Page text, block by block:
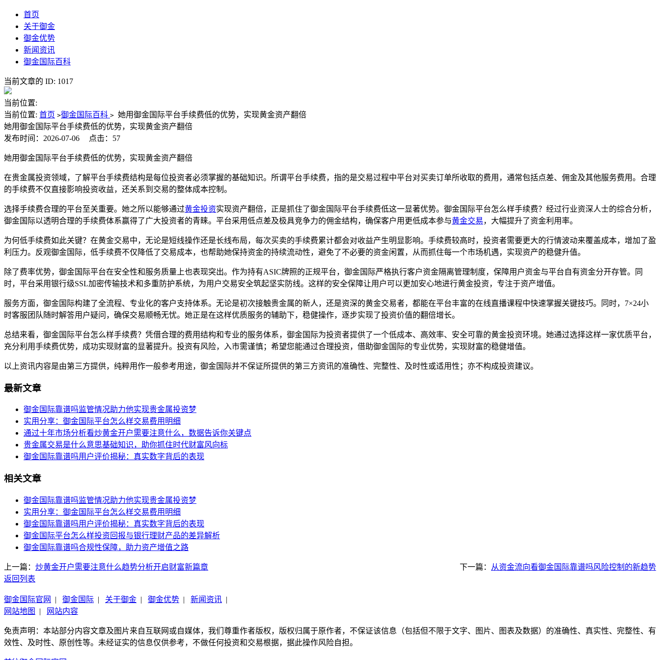
首页
关于御金
御金优势
新闻资讯
御金国际百科
当前文章的 ID: 1017
当前位置:
当前位置: 首页 >御金国际百科 > 她用御金国际平台手续费低的优势，实现黄金资产翻倍
她用御金国际平台手续费低的优势，实现黄金资产翻倍
发布时间：2026-07-06
点击：57
她用御金国际平台手续费低的优势，实现黄金资产翻倍
在贵金属投资领域，了解平台手续费结构是每位投资者必须掌握的基础知识。所谓平台手续费，指的是交易过程中平台对买卖订单所收取的费用，通常包括点差、佣金及其他服务费用。合理
的手续费不仅直接影响投资收益，还关系到交易的整体成本控制。
选择手续费合理的平台至关重要。她之所以能够通过黄金投资实现资产翻倍，正是抓住了御金国际平台手续费低这一显著优势。御金国际平台怎么样手续费？经过行业资深人士的综合分析，
御金国际以透明合理的手续费体系赢得了广大投资者的青睐。平台采用低点差及极具竞争力的佣金结构，确保客户用更低成本参与黄金交易，大幅提升了资金利用率。
为何低手续费如此关键？在黄金交易中，无论是短线操作还是长线布局，每次买卖的手续费累计都会对收益产生明显影响。手续费较高时，投资者需要更大的行情波动来覆盖成本，增加了盈
利压力。反观御金国际，低手续费不仅降低了交易成本，也帮助她保持资金的持续流动性，避免了不必要的资金闲置，从而抓住每一个市场机遇，实现资产的稳健升值。
除了费率优势，御金国际平台在安全性和服务质量上也表现突出。作为持有ASIC牌照的正规平台，御金国际严格执行客户资金隔离管理制度，保障用户资金与平台自有资金分开存管。同
时，平台采用银行级SSL加密传输技术和多重防护系统，为用户交易安全筑起坚实防线。这样的安全保障让用户可以更加安心地进行黄金投资，专注于资产增值。
服务方面，御金国际构建了全流程、专业化的客户支持体系。无论是初次接触贵金属的新人，还是资深的黄金交易者，都能在平台丰富的在线直播课程中快速掌握关键技巧。同时，7×24小
时客服团队随时解答用户疑问，确保交易顺畅无忧。她正是在这样优质服务的辅助下，稳健操作，逐步实现了投资价值的翻倍增长。
总结来看，御金国际平台怎么样手续费？凭借合理的费用结构和专业的服务体系，御金国际为投资者提供了一个低成本、高效率、安全可靠的黄金投资环境。她通过选择这样一家优质平台，
充分利用手续费优势，成功实现财富的显著提升。投资有风险，入市需谨慎；希望您能通过合理投资，借助御金国际的专业优势，实现财富的稳健增值。
以上资讯内容是由第三方提供，纯粹用作一般参考用途，御金国际并不保证所提供的第三方资讯的准确性、完整性、及时性或适用性；亦不构成投资建议。
最新文章
御金国际靠谱吗监管情况助力他实现贵金属投资梦
实用分享：御金国际平台怎么样交易费用明细
通过十年市场分析看炒黄金开户需要注意什么，数据告诉你关键点
贵金属交易是什么意思基础知识，助你抓住时代财富风向标
御金国际靠谱吗用户评价揭秘：真实数字背后的表现
相关文章
御金国际靠谱吗监管情况助力他实现贵金属投资梦
实用分享：御金国际平台怎么样交易费用明细
御金国际靠谱吗用户评价揭秘：真实数字背后的表现
御金国际平台怎么样投资回报与银行理财产品的差异解析
御金国际靠谱吗合规性保障，助力资产增值之路
上一篇： 炒黄金开户需要注意什么趋势分析开启财富新篇章 下一篇：
从资金流向看御金国际靠谱吗风险控制的新趋势
返回列表
御金国际官网 | 御金国际 | 关于御金 | 御金优势 | 新闻资讯 |
网站地图
| 网站内容
免责声明：本站部分内容文章及图片来自互联网或自媒体，我们尊重作者版权，版权归属于原作者，不保证该信息（包括但不限于文字、图片、图表及数据）的准确性、真实性、完整性、有
效性、及时性、原创性等。未经证实的信息仅供参考，不做任何投资和交易根据，据此操作风险自担。